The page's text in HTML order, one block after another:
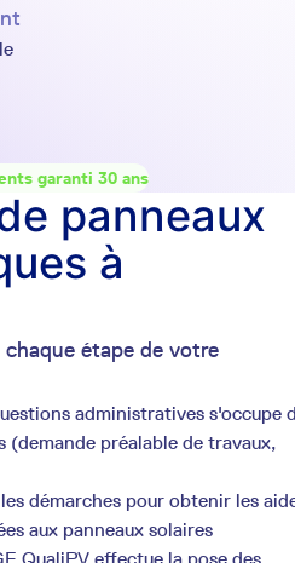
garanti 30 ans
étape de votre
administratives s'occupe
(demande préalable de travaux,
démarches pour obtenir les
aux panneaux solaires
panneaux
à